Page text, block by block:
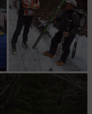
réjouit plus d'un(e) !!!
Réflexions : Eric et
Mathieu réfléchissent